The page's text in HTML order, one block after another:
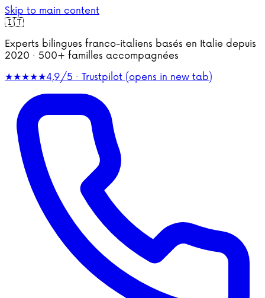
Skip to main content
🇮🇹
Experts bilingues franco-italiens basés en Italie depuis
2020 · 500+ familles accompagnées
★★★★★4,9/5 · Trustpilot (opens in new tab)